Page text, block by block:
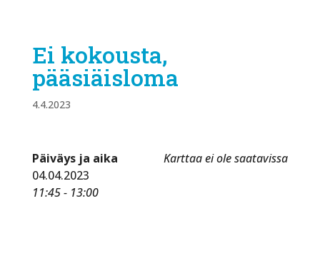
Ei kokousta,
pääsiäisloma
4.4.2023
Karttaa ei ole saatavissa
Päiväys ja aika
04.04.2023
11:45 - 13:00